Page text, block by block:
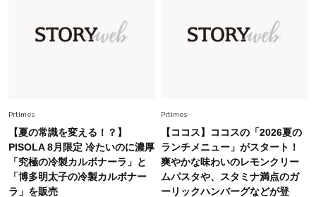
スタイリストが本気で推す！40代がほどよく華
やぐ【甘め黒アイテム】3選
【最旬かごバッグ】6選
Prtimes
【夏の常識を変える！？】
PISOLA 8月限定 冷たいのに濃厚
「究極の冷製カルボナーラ」と
「博多明太子の冷製カルボナー
ラ」を販売
Prtimes
【ココス】ココスの「2026夏の
ランチメニュー」がスタート！
爽やかな味わいのレモンクリー
ムパスタや、スタミナ満点のガ
ーリックハンバーグなどが登